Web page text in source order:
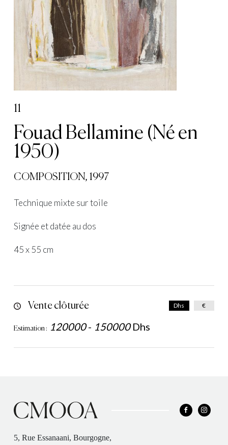
11
Fouad Bellamine (Né en
1950)
COMPOSITION, 1997
Technique mixte sur toile
Signée et datée au dos
45 x 55 cm
Vente clôturée
Estimation : 120000- 150000 Dhs
Dhs €
5, Rue Essanaani, Bourgogne,